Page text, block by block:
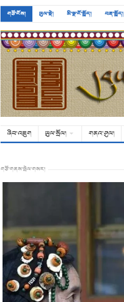
གཙོ་ངོས། ཡུལ་སྡེ། མི་སྣ་ངོ་སྤྲོད། བརྡ་སྤྲོད།
ཞིབ་འཇུག ཡུལ་སྲོལ། གནའ་ཤུལ།
གཙོ་གནས་སྤེལ་གསར།